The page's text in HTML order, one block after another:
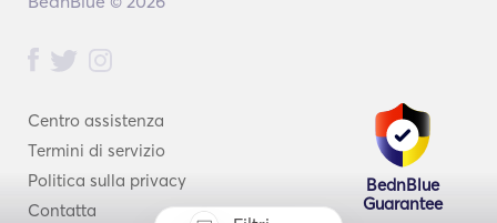
Centro assistenza
Termini di servizio
Politica sulla privacy
Contatta
BednBlue
Guarantee